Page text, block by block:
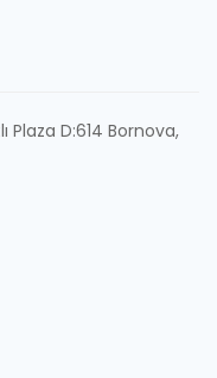
Plaza D:614 Bornova,